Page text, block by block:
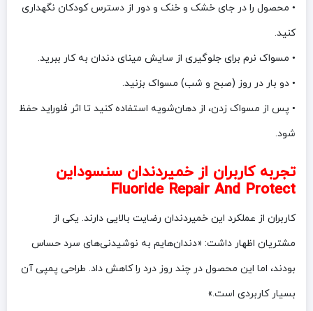
• محصول را در جای خشک و خنک و دور از دسترس کودکان نگهداری
کنید.
• مسواک نرم برای جلوگیری از سایش مینای دندان به کار ببرید.
• دو بار در روز (صبح و شب) مسواک بزنید.
• پس از مسواک زدن، از دهان‌شویه استفاده کنید تا اثر فلوراید حفظ
شود.
تجربه کاربران از خمیردندان سنسوداین
Fluoride Repair And Protect
کاربران از عملکرد این خمیردندان رضایت بالایی دارند. یکی از
مشتریان اظهار داشت: «دندان‌هایم به نوشیدنی‌های سرد حساس
بودند، اما این محصول در چند روز درد را کاهش داد. طراحی پمپی آن
بسیار کاربردی است.»